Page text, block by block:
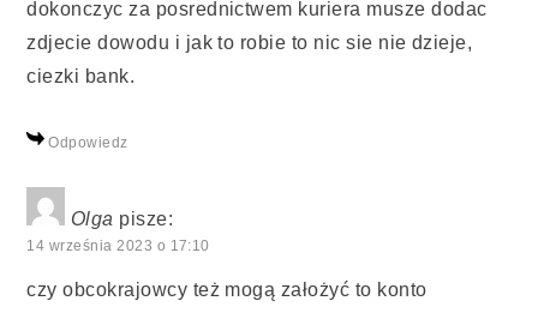
dokonczyc za posrednictwem kuriera musze dodac
zdjecie dowodu i jak to robie to nic sie nie dzieje,
ciezki bank.
Odpowiedz
Olga pisze:
14 września 2023 o 17:10
czy obcokrajowcy też mogą założyć to konto